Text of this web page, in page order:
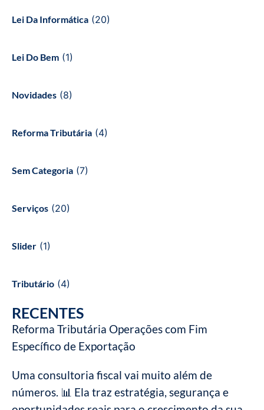
Lei Da Informática (20)
Lei Do Bem (1)
Novidades (8)
Reforma Tributária (4)
Sem Categoria (7)
Serviços (20)
Slider (1)
Tributário (4)
RECENTES
Reforma Tributária Operações com Fim
Específico de Exportação
Uma consultoria fiscal vai muito além de
números. 📊 Ela traz estratégia, segurança e